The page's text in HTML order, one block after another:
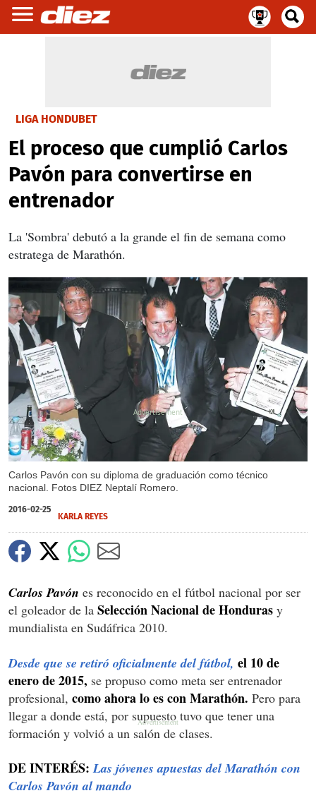
LIGA HONDUBET
El proceso que cumplió Carlos
Pavón para convertirse en
entrenador
La 'Sombra' debutó a la grande el fin de semana como
estratega de Marathón.
Carlos Pavón con su diploma de graduación como técnico
nacional. Fotos DIEZ Neptalí Romero.
X
X
2016-02-25
KARLA REYES
Carlos Pavón es reconocido en el fútbol nacional por ser
el goleador de la Selección Nacional de Honduras y
mundialista en Sudáfrica 2010.
Desde que se retiró oficialmente del fútbol, el 10 de
enero de 2015, se propuso como meta ser entrenador
profesional, como ahora lo es con Marathón. Pero para
llegar a donde está, por supuesto tuvo que tener una
formación y volvió a un salón de clases.
DE INTERÉS:Las jóvenes apuestas del Marathón con
Carlos Pavón al mando